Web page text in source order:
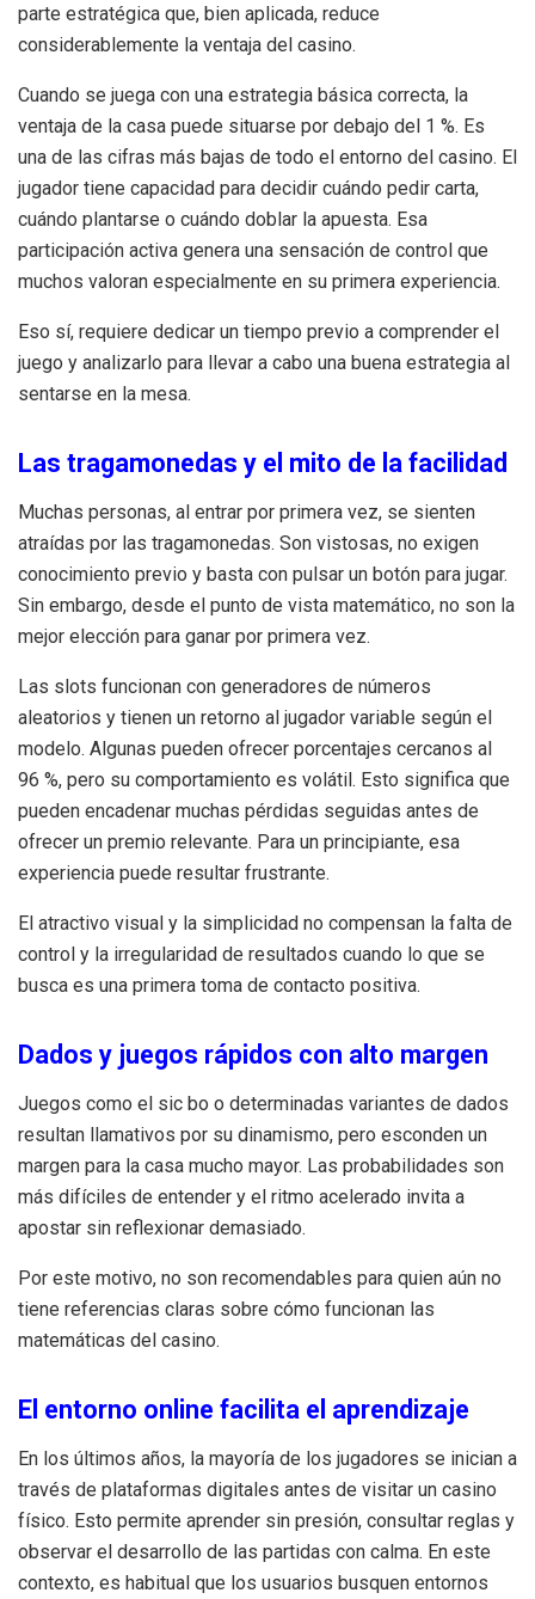
parte estratégica que, bien aplicada, reduce
considerablemente la ventaja del casino.
Cuando se juega con una estrategia básica correcta, la
ventaja de la casa puede situarse por debajo del 1 %. Es
una de las cifras más bajas de todo el entorno del casino. El
jugador tiene capacidad para decidir cuándo pedir carta,
cuándo plantarse o cuándo doblar la apuesta. Esa
participación activa genera una sensación de control que
muchos valoran especialmente en su primera experiencia.
Eso sí, requiere dedicar un tiempo previo a comprender el
juego y analizarlo para llevar a cabo una buena estrategia al
sentarse en la mesa.
Las tragamonedas y el mito de la facilidad
Muchas personas, al entrar por primera vez, se sienten
atraídas por las tragamonedas. Son vistosas, no exigen
conocimiento previo y basta con pulsar un botón para jugar.
Sin embargo, desde el punto de vista matemático, no son la
mejor elección para ganar por primera vez.
Las slots funcionan con generadores de números
aleatorios y tienen un retorno al jugador variable según el
modelo. Algunas pueden ofrecer porcentajes cercanos al
96 %, pero su comportamiento es volátil. Esto significa que
pueden encadenar muchas pérdidas seguidas antes de
ofrecer un premio relevante. Para un principiante, esa
experiencia puede resultar frustrante.
El atractivo visual y la simplicidad no compensan la falta de
control y la irregularidad de resultados cuando lo que se
busca es una primera toma de contacto positiva.
Dados y juegos rápidos con alto margen
Juegos como el sic bo o determinadas variantes de dados
resultan llamativos por su dinamismo, pero esconden un
margen para la casa mucho mayor. Las probabilidades son
más difíciles de entender y el ritmo acelerado invita a
apostar sin reflexionar demasiado.
Por este motivo, no son recomendables para quien aún no
tiene referencias claras sobre cómo funcionan las
matemáticas del casino.
El entorno online facilita el aprendizaje
En los últimos años, la mayoría de los jugadores se inician a
través de plataformas digitales antes de visitar un casino
físico. Esto permite aprender sin presión, consultar reglas y
observar el desarrollo de las partidas con calma. En este
contexto, es habitual que los usuarios busquen entornos